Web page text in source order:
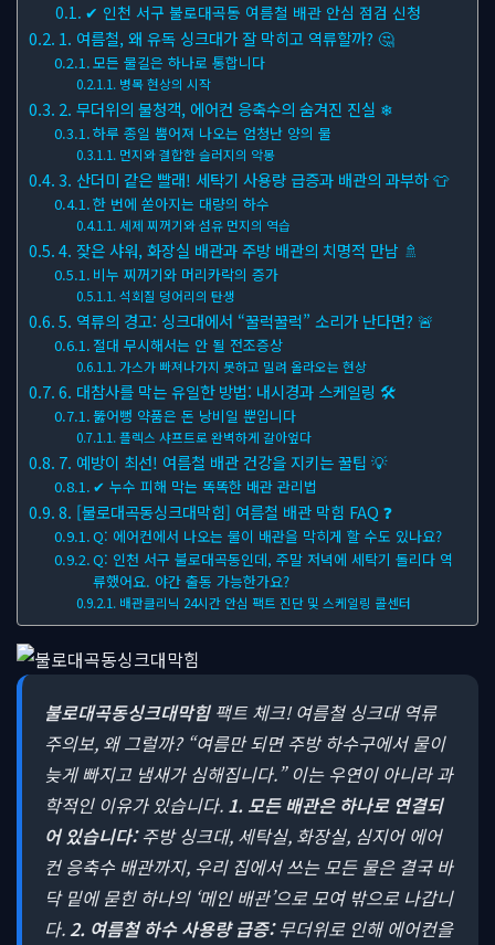
✔ 인천 서구 불로대곡동 여름철 배관 안심 점검 신청
1. 여름철, 왜 유독 싱크대가 잘 막히고 역류할까? 🤔
모든 물길은 하나로 통합니다
병목 현상의 시작
2. 무더위의 불청객, 에어컨 응축수의 숨겨진 진실 ❄
하루 종일 뿜어져 나오는 엄청난 양의 물
먼지와 결합한 슬러지의 악몽
3. 산더미 같은 빨래! 세탁기 사용량 급증과 배관의 과부하 👕
한 번에 쏟아지는 대량의 하수
세제 찌꺼기와 섬유 먼지의 역습
4. 잦은 샤워, 화장실 배관과 주방 배관의 치명적 만남 🚿
비누 찌꺼기와 머리카락의 증가
석회질 덩어리의 탄생
5. 역류의 경고: 싱크대에서 “꿀럭꿀럭” 소리가 난다면? 🚨
절대 무시해서는 안 될 전조증상
가스가 빠져나가지 못하고 밀려 올라오는 현상
6. 대참사를 막는 유일한 방법: 내시경과 스케일링 🛠
뚫어뻥 약품은 돈 낭비일 뿐입니다
플렉스 샤프트로 완벽하게 갈아엎다
7. 예방이 최선! 여름철 배관 건강을 지키는 꿀팁 💡
✔ 누수 피해 막는 똑똑한 배관 관리법
8. [불로대곡동싱크대막힘] 여름철 배관 막힘 FAQ ❓
Q: 에어컨에서 나오는 물이 배관을 막히게 할 수도 있나요?
Q: 인천 서구 불로대곡동인데, 주말 저녁에 세탁기 돌리다 역
류했어요. 야간 출동 가능한가요?
배관클리닉 24시간 안심 팩트 진단 및 스케일링 콜센터
불로대곡동싱크대막힘팩트 체크! 여름철 싱크대 역류
주의보, 왜 그럴까? “여름만 되면 주방 하수구에서 물이
늦게 빠지고 냄새가 심해집니다.” 이는 우연이 아니라 과
학적인 이유가 있습니다. 1. 모든 배관은 하나로 연결되
어 있습니다:주방 싱크대, 세탁실, 화장실, 심지어 에어
컨 응축수 배관까지, 우리 집에서 쓰는 모든 물은 결국 바
닥 밑에 묻힌 하나의 ‘메인 배관’으로 모여 밖으로 나갑니
다.2. 여름철 하수 사용량 급증:무더위로 인해 에어컨을